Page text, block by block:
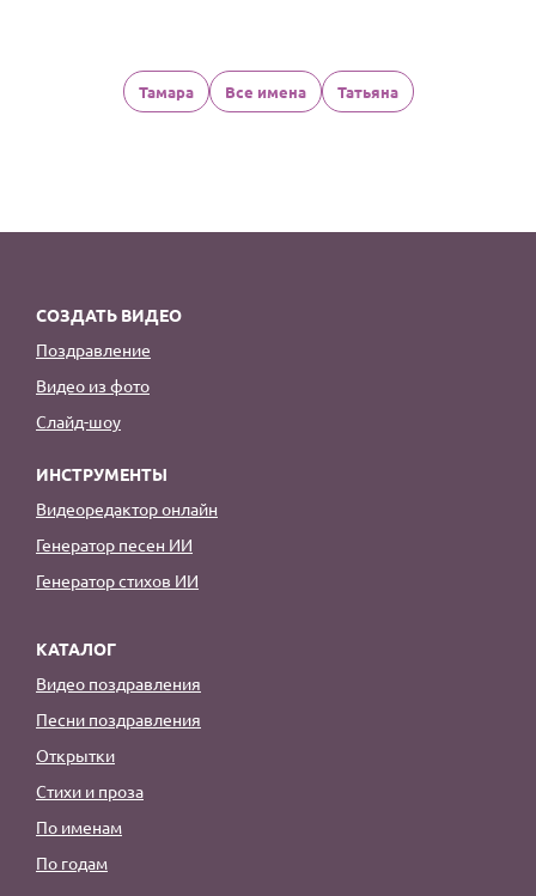
Тамара Все имена Татьяна
СОЗДАТЬ ВИДЕО
Поздравление
Видео из фото
Слайд-шоу
ИНСТРУМЕНТЫ
Видеоредактор онлайн
Генератор песен ИИ
Генератор стихов ИИ
КАТАЛОГ
Видео поздравления
Песни поздравления
Открытки
Стихи и проза
По именам
По годам